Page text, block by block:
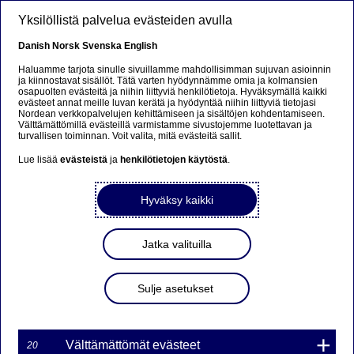
Nordea Bank Oyj: Omien
osakkeiden takaisinosto
28.04.2022
28-04-2022 22:30
Nordea Bank Oyj
Pörssitiedote – Muutokset omien osakkeiden
28.04.2022 klo 22.30 Suomen aikaa
28.04.2022 hankkinut omia osakkeitaan (ISIN:
Yksilöllistä palvelua evästeiden avulla
Danish Norsk Svenska English
Haluamme tarjota sinulle sivuillamme mahdollisimman sujuvan asioinnin
ja kiinnostavat sisällöt. Tätä varten hyödynnämme omia ja kolmansien
osapuolten evästeitä ja niihin liittyviä henkilötietoja. Hyväksymällä kaikki
evästeet annat meille luvan kerätä ja hyödyntää niihin liittyviä tietojasi
Nordean verkkopalvelujen kehittämiseen ja sisältöjen kohdentamiseen.
Välttämättömillä evästeillä varmistamme sivustojemme luotettavan ja
turvallisen toiminnan. Voit valita, mitä evästeitä sallit.
Lue lisääevästeistä ja henkilötietojen käytöstä.
Hyväksy kaikki
Jatka valituilla
Sulje asetukset
20 Välttämättömät evästeet